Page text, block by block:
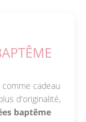
cadeau
d'originalité,
baptême